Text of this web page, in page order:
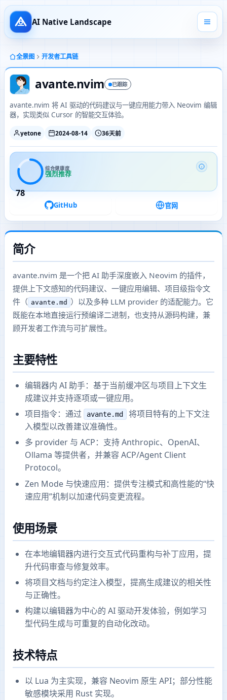
AI Native Landscape
全景图 开发者工具链
avante.nvim 已跟踪
avante.nvim 将 AI 驱动的代码建议与一键应用能力带入 Neovim 编辑
器，实现类似 Cursor 的智能交互体验。
yetone 2024-08-14 36天前
78
综合健康度
强烈推荐
GitHub 官网
简介
avante.nvim 是一个把 AI 助手深度嵌入 Neovim 的插件，
提供上下文感知的代码建议、一键应用编辑、项目级指令文
件（ avante.md ）以及多种 LLM provider 的适配能力。它
既能在本地直接运行预编译二进制，也支持从源码构建，兼
顾开发者工作流与可扩展性。
主要特性
编辑器内 AI 助手：基于当前缓冲区与项目上下文生
成建议并支持逐项或一键应用。
项目指令：通过
avante.md
将项目特有的上下文注
入模型以改善建议准确性。
多 provider 与 ACP：支持 Anthropic、OpenAI、
Ollama 等提供者，并兼容 ACP/Agent Client
Protocol。
Zen Mode 与快速应用：提供专注模式和高性能的“快
速应用”机制以加速代码变更流程。
使用场景
在本地编辑器内进行交互式代码重构与补丁应用，提
升代码审查与修复效率。
将项目文档与约定注入模型，提高生成建议的相关性
与正确性。
构建以编辑器为中心的 AI 驱动开发体验，例如学习
型代码生成与可重复的自动化改动。
技术特点
以 Lua 为主实现，兼容 Neovim 原生 API；部分性能
敏感模块采用 Rust 实现。